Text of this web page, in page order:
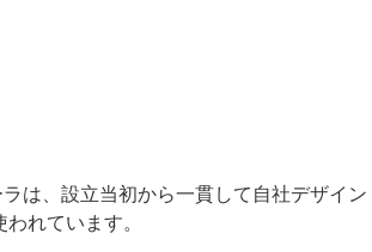
は、設立当初から一貫して自社デザイン
れています。